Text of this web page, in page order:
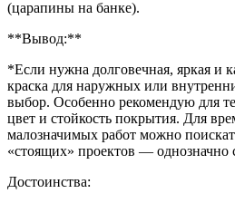
(царапины на банке).
**Вывод:**
*Если нужна долговечная, яркая и
краска для наружных или
выбор. Особенно рекомендую для
цвет и стойкость покрытия. Для
малозначимых работ можно
«стоящих» проектов — однозначно
Достоинства: